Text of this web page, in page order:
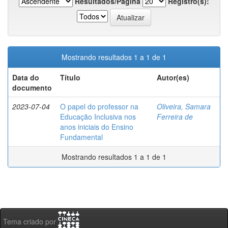
Mostrando resultados 1 a 1 de 1
Data do
documento
Título Autor(es)
2023-07-04
O papel do professor na
Educação Inclusiva nos
anos iniciais do Ensino
Fundamental
Oliveira, Samara
Ferreira de
Mostrando resultados 1 a 1 de 1
Tema criado por